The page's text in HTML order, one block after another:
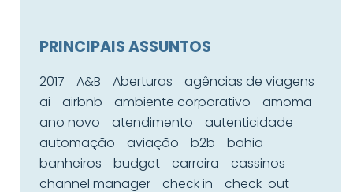
PRINCIPAIS ASSUNTOS
2017 A&B Aberturas
agências de viagens
ai
airbnb ambiente corporativo
amoma
ano novo
atendimento
autenticidade
automação
aviação b2b
bahia
banheiros
budget carreira
cassinos
channel manager
check in
check-out